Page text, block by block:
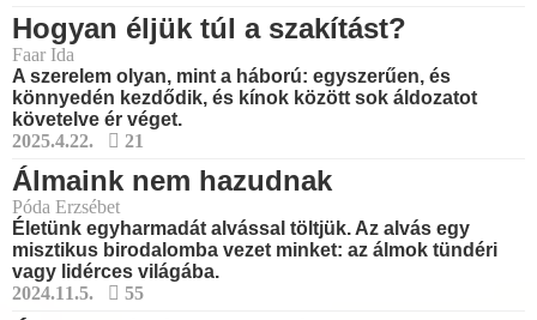
Hogyan éljük túl a szakítást?
Faar Ida
A szerelem olyan, mint a háború: egyszerűen, és
könnyedén kezdődik, és kínok között sok áldozatot
követelve ér véget.
2025.4.22.
21
Álmaink nem hazudnak
Póda Erzsébet
Életünk egyharmadát alvással töltjük. Az alvás egy
misztikus birodalomba vezet minket: az álmok tündéri
vagy lidérces világába.
2024.11.5.
55